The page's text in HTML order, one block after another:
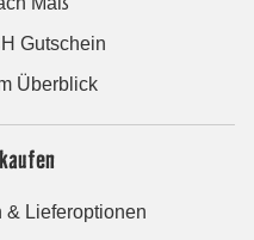
Gutschein
Überblick
& Lieferoptionen